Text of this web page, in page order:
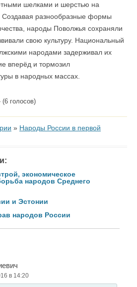
шелками и шерстью на
Создавая разнообразные формы
народы Поволжья сохраняли
свою культуру. Национальный
народами задерживал их
вперёд и тормозил
в народных массах.
(6 голосов)
» Народы России в первой
экономическое
народов Среднего
и Эстонии
народов России
в 14:20